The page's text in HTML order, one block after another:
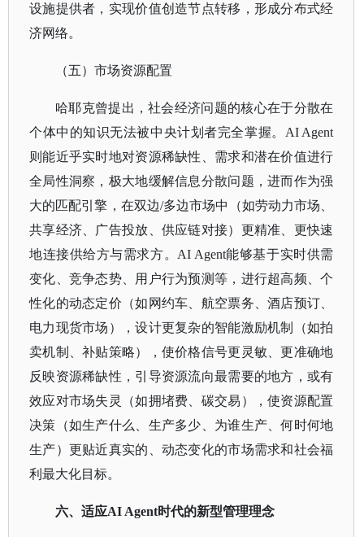
设施提供者，实现价值创造节点转移，形成分布式经
济网络。
（五）市场资源配置
哈耶克曾提出，社会经济问题的核心在于分散在
个体中的知识无法被中央计划者完全掌握。 AI Agent
则能近乎实时地对资源稀缺性、需求和潜在价值进行
全局性洞察，极大地缓解信息分散问题，进而作为强
大的匹配引擎，在双边/多边市场中（如劳动力市场、
共享经济、广告投放、供应链对接）更精准、更快速
地连接供给方与需求方。AI Agent能够基于实时供需
变化、竞争态势、用户行为预测等，进行超高频、个
性化的动态定价（如网约车、航空票务、酒店预订、
电力现货市场），设计更复杂的智能激励机制（如拍
卖机制、补贴策略），使价格信号更灵敏、更准确地
反映资源稀缺性，引导资源流向最需要的地方，或有
效应对市场失灵（如拥堵费、碳交易），使资源配置
决策（如生产什么、生产多少、为谁生产、何时何地
生产）更贴近真实的、动态变化的市场需求和社会福
利最大化目标。
六、适应AI Agent时代的新型管理理念